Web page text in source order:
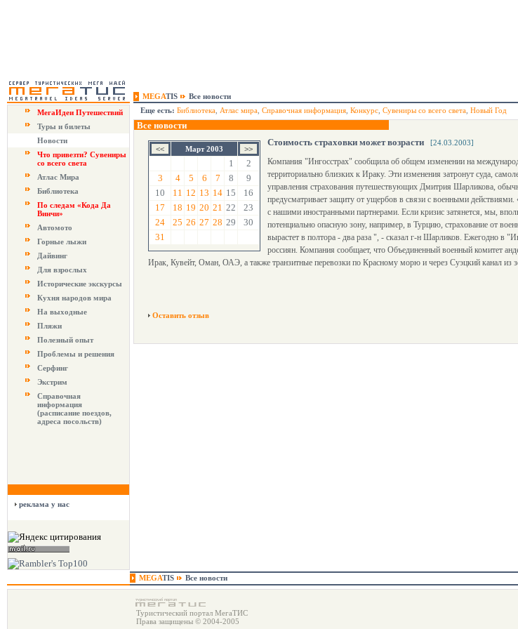
MEGATIS
Все новости
МегаИдеи Путешествий
Туры и билеты
Новости
Что привезти? Сувениры
со всего света
Атлас Мира
Библиотека
По следам «Кода Да
Винчи»
Автомото
Горные лыжи
Дайвинг
Для взрослых
Исторические экскурсы
Кухня народов мира
На выходные
Пляжи
Полезный опыт
Проблемы и решения
Серфинг
Экстрим
Справочная
информация
(расписание поездов,
адреса посольств)
реклама у нас
Еще есть: Библиотека Атлас мира Справочная информация Конкурс Сувениры со всего света Новый Год
Все новости
Март 2003
1
2
3
4 5 6 7 8
9
10
11 12 13 14 15
16
17
18 19 20 21 22
23
24
25 26 27 28 29
30
31
Стоимость страховки может возрасти [24.03.2003]
Компания "Ингосстрах" сообщила об общем изменении на
территориально близких к Ираку. Эти изменения затронут суда,
управления страхования путешествующих Дмитрия Шарликова,
предусматривает защиту от ущербов в связи с военными
с нашими иностранными партнерами. Если кризис затянется, мы,
потенциально опасную зону, например, в Турцию, страхование от
вырастет в полтора - два раза ", - сказал г-н Шарликов. Ежегодно в
россиян. Компания сообщает, что Объединенный военный комитет
Ирак, Кувейт, Оман, ОАЭ, а также транзитные перевозки по Красному морю и через Суэцкий канал из
Оставить отзыв
MEGATIS Все новости
Туристический портал МегаТИС
Права защищены © 2004-2005